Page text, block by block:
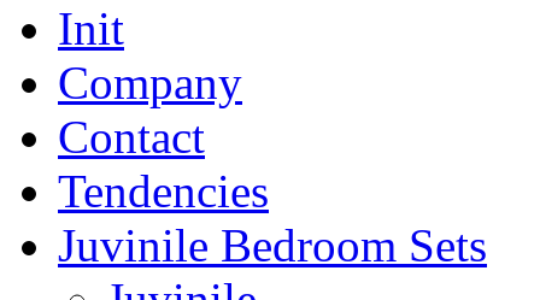
Init
Company
Contact
Tendencies
Juvinile Bedroom Sets